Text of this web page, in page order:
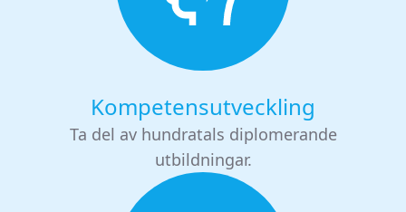
Kompetensutveckling
Ta del av hundratals diplomerande
utbildningar.